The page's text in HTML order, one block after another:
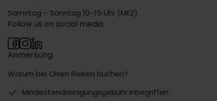
Samstag – Sonntag 10–15 Uhr (MEZ)
Anmerkung:
Warum bei Olsen Reisen buchen?
Mindestendreinigungsgebühr inbegriffen
Follow us on social media